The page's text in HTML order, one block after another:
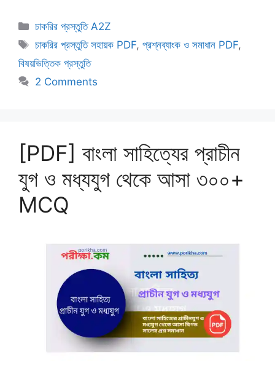
Categories
চাকরির প্রস্তুতি A2Z
Tags
চাকরির প্রস্তুতি সহায়ক PDF,প্রশ্নব্যাংক ও সমাধান PDF,
বিষয়ভিত্তিক প্রস্তুতি
2 Comments
[PDF] বাংলা সাহিত্যের প্রাচীন
যুগ ও মধ্যযুগ থেকে আসা ৩০০+
MCQ